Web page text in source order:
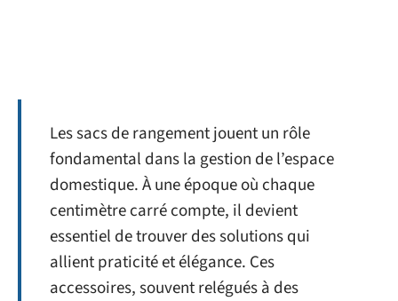
Les sacs de rangement jouent un rôle
fondamental dans la gestion de l’espace
domestique. À une époque où chaque
centimètre carré compte, il devient
essentiel de trouver des solutions qui
allient praticité et élégance. Ces
accessoires, souvent relégués à des